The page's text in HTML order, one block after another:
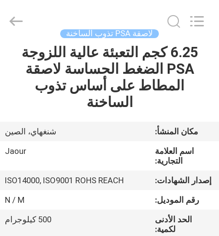
بيت
منتجات
المصنع
مراقبة
الجودة
Adhesive
Products
لاصقة PSA تذوب الساخنة
6.25 كجم التعبئة عالية اللزوجة
PSA الضغط الحساسة لاصقة
المطاط على أساس تذوب
الساخنة
مكان المنشأ:
شنغهاي، الصين
اسم العلامة
التجارية:
Jaour
إصدار الشهادات:
ISO14000, ISO9001 ROHS REACH
رقم الموديل:
N / M
الحد الأدنى
لكمية:
500 كيلوجرام